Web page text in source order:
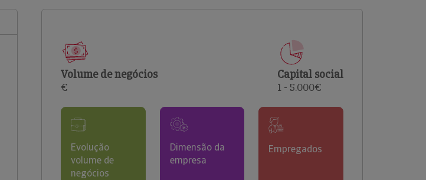
comerciais e analisar o risco de incumprimento dos
Volume de negócios
€
Capital social
1 - 5.000€
Evolução
volume de
negócios
Dimensão da
empresa
Empregados